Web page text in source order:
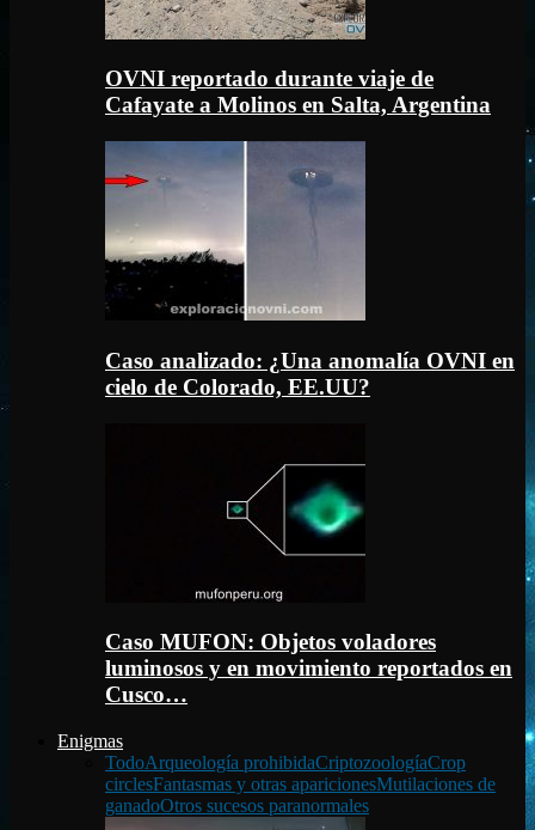
OVNI reportado durante viaje de
Cafayate a Molinos en Salta, Argentina
Caso analizado: ¿Una anomalía OVNI en
cielo de Colorado, EE.UU?
Caso MUFON: Objetos voladores
luminosos y en movimiento reportados en
Cusco…
Enigmas
TodoArqueología prohibidaCriptozoologíaCrop
circlesFantasmas y otras aparicionesMutilaciones de
ganadoOtros sucesos paranormales